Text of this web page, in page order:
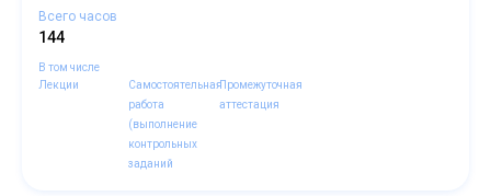
Всего часов
144
В том числе
Лекции
Самостоятельная
работа
(выполнение
контрольных
заданий
Промежуточная
аттестация